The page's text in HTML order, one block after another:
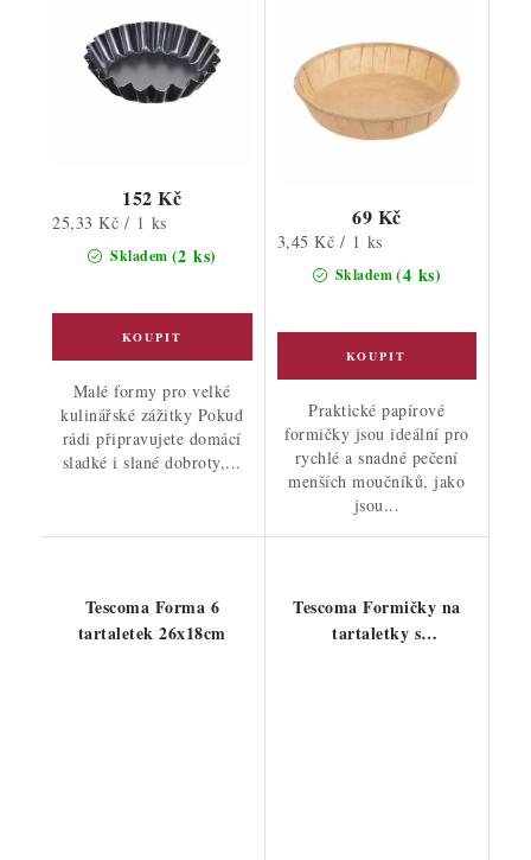
Skladem (2 ks)
152 Kč
Měrná
25,33 Kč / 1 ks
Malé formy pro velké
kulinářské zážitky Pokud
rádi připravujete domácí
sladké i slané dobroty,...
Skladem(4 ks)
69 Kč
Měrná
3,45 Kč / 1 ks
Praktické papírové
formičky jsou ideální pro
rychlé a snadné pečení
menších moučníků, jako
jsou...
Tescoma Forma 6
tartaletek 26x18cm
Tescoma Formičky na
tartaletky s